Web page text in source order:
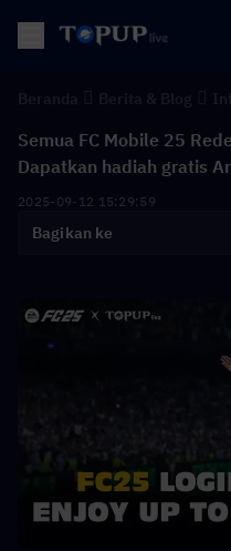
Semua FC Mobile 25
Dapatkan hadiah gratis
2025-09-12 15:29:59
Bagikan ke